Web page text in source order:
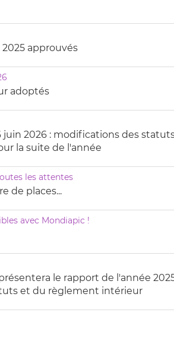
approuvés
adoptés
juin 2026 : modifications des
la suite de l'année
les attentes
de places...
avec Mondiapic !
le rapport de l'année
et du règlement intérieur